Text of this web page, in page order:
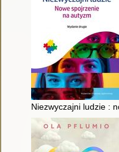
Niezwyczajni ludzie :